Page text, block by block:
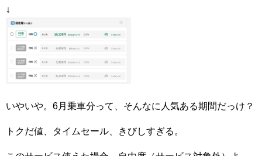
↓
いやいや。6月乗車分って、そんなに人気ある期間だっけ？
トクだ値、タイムセール、きびしすぎる。